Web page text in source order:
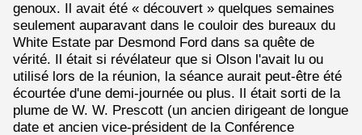
genoux. Il avait été « découvert » quelques semaines
seulement auparavant dans le couloir des bureaux du
White Estate par Desmond Ford dans sa quête de
vérité. Il était si révélateur que si Olson l'avait lu ou
utilisé lors de la réunion, la séance aurait peut-être été
écourtée d'une demi-journée ou plus. Il était sorti de la
plume de W. W. Prescott (un ancien dirigeant de longue
date et ancien vice-président de la Conférence